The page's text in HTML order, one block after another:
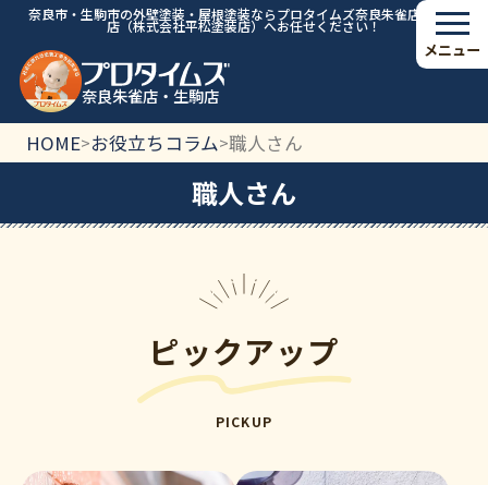
奈良市・生駒市の外壁塗装・屋根塗装ならプロタイムズ奈良朱雀店・生駒
店（株式会社平松塗装店）へお任せください！
奈良朱雀店・生駒店
メニュー
HOME>お役立ちコラム>職人さん
職人さん
ピックアップ
PICKUP